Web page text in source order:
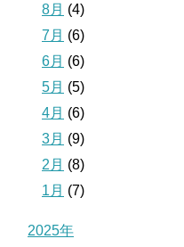
8月 (4)
7月 (6)
6月 (6)
5月 (5)
4月 (6)
3月 (9)
2月 (8)
1月 (7)
2025年